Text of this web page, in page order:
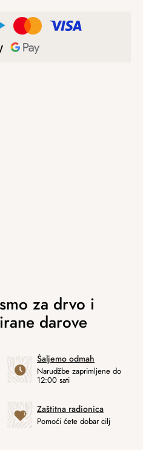
Šaljemo odmah
Narudžbe zaprimljene do
12:00 sati
Zaštitna radionica
Pomoći ćete dobar cilj